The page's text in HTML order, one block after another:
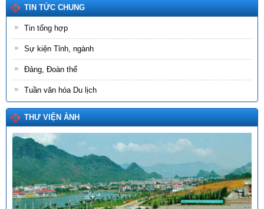
TIN TỨC CHUNG
Tin tổng hợp
Sự kiện Tỉnh, ngành
Đảng, Đoàn thể
Tuần văn hóa Du lịch
THƯ VIỆN ẢNH